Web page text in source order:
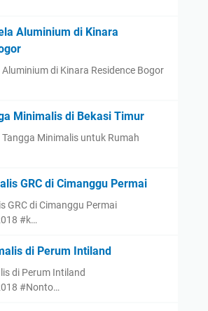
Aluminium di Kinara
di Kinara Residence Bogor
Minimalis di Bekasi Timur
Minimalis untuk Rumah
GRC di Cimanggu Permai
GRC di Cimanggu Permai
#k…
di Perum Intiland
di Perum Intiland
#Nonto…